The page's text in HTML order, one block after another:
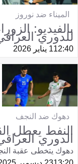
الميناء ضد نوروز
بالفيديو:
للدوري
12:401 يناير 2026
دهوك ضد النجف
النفط يعطل
الدوري
دهوك يتخطى عقبة